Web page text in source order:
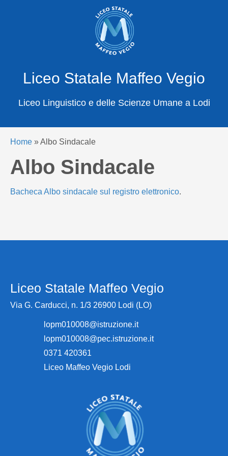
Liceo Statale Maffeo Vegio
Liceo Linguistico e delle Scienze Umane a Lodi
Home »Albo Sindacale
Albo Sindacale
Bacheca Albo sindacale sul registro elettronico.
Liceo Statale Maffeo Vegio
Via G. Carducci, n. 1/3 26900 Lodi (LO)
lopm010008@istruzione.it
lopm010008@pec.istruzione.it
0371 420361
Liceo Maffeo Vegio Lodi